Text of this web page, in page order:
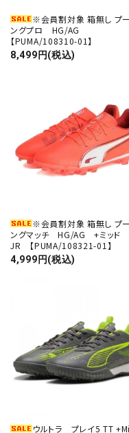
※会員割対象 箱無し プ
ングプロ HG/AG
【PUMA/108310-01】
8,499円(税込)
※会員割対象 箱無し プ
ングマッチ HG/AG +ミッド
JR 【PUMA/108321-01】
4,999円(税込)
ウルトラ プレイ5 TT